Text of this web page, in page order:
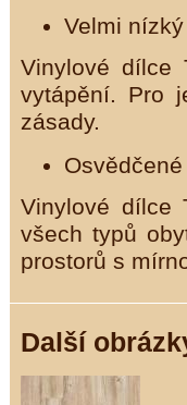
Velmi
Vinylové dílce
vytápění. Pro
zásady.
Vinylové dílce
všech typů
prostorů s
Další